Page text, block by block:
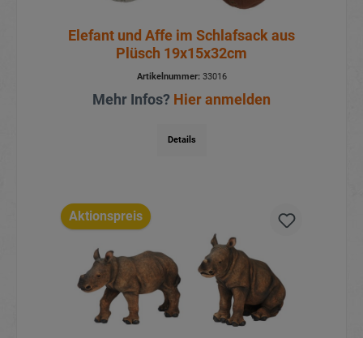
Elefant und Affe im Schlafsack aus
Plüsch 19x15x32cm
Artikelnummer:33016
Mehr Infos? Hier anmelden
Details
Aktionspreis